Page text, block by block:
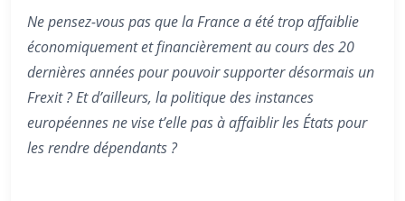
Ne pensez-vous pas que la France a été trop affaiblie
économiquement et financièrement au cours des 20
dernières années pour pouvoir supporter désormais un
Frexit ? Et d’ailleurs, la politique des instances
européennes ne vise t’elle pas à affaiblir les États pour
les rendre dépendants ?